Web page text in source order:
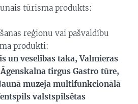
tūrisma produkts:
reģionu vai pašvaldību
produkti:
un veselības taka, Valmieras
tirgus Gastro tūre,
muzeja multifunkcionālā
valstspilsētas